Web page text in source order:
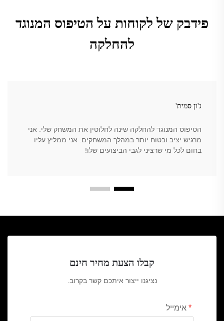
פידבק של לקוחות על הטיפוס המנוגד
להחלקה
ג'ון סמית'
הטיפוס המנוגד להחלקה שינה לחלוטין את המשחק שלי. אני
מרגיש יציב ובטוח יותר במהלך המשחקים. אני ממליץ עליו
בחום לכל מי שרציני לגבי הביצועים שלו!
קבלו הצעת מחיר חינם
נציגנו ייצור איתכם קשר בקרוב.
אימייל